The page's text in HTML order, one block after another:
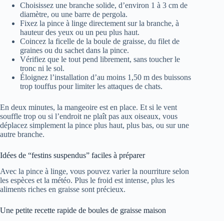
Choisissez une branche solide, d’environ 1 à 3 cm de
diamètre, ou une barre de pergola.
Fixez la pince à linge directement sur la branche, à
hauteur des yeux ou un peu plus haut.
Coincez la ficelle de la boule de graisse, du filet de
graines ou du sachet dans la pince.
Vérifiez que le tout pend librement, sans toucher le
tronc ni le sol.
Éloignez l’installation d’au moins 1,50 m des buissons
trop touffus pour limiter les attaques de chats.
En deux minutes, la mangeoire est en place. Et si le vent
souffle trop ou si l’endroit ne plaît pas aux oiseaux, vous
déplacez simplement la pince plus haut, plus bas, ou sur une
autre branche.
Idées de “festins suspendus” faciles à préparer
Avec la pince à linge, vous pouvez varier la nourriture selon
les espèces et la météo. Plus le froid est intense, plus les
aliments riches en graisse sont précieux.
Une petite recette rapide de boules de graisse maison